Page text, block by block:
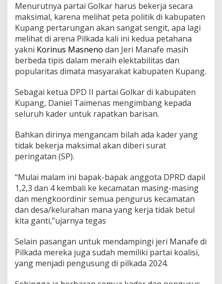
Menurutnya partai Golkar harus bekerja secara
maksimal, karena melihat peta politik di kabupaten
Kupang pertarungan akan sangat sengit, apa lagi
melihat di arena Pilkada kali ini kedua petahana
yakni Korinus Masneno dan Jeri Manafe masih
berbeda tipis dalam meraih elektabilitas dan
popularitas dimata masyarakat kabupaten Kupang.
Sebagai ketua DPD II partai Golkar di kabupaten
Kupang, Daniel Taimenas mengimbang kepada
seluruh kader untuk rapatkan barisan.
Bahkan dirinya mengancam bilah ada kader yang
tidak bekerja maksimal akan diberi surat
peringatan (SP).
“Mulai malam ini bapak-bapak anggota DPRD dapil
1,2,3 dan 4 kembali ke kecamatan masing-masing
dan mengkoordinir semua pengurus kecamatan
dan desa/kelurahan mana yang kerja tidak betul
kita ganti,”ujarnya tegas
Selain pasangan untuk mendampingi jeri Manafe di
Pilkada mereka juga sudah memiliki partai koalisi,
yang menjadi pengusung di pilkada 2024.